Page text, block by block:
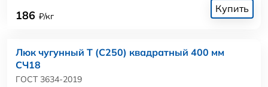
186 ₽/кг
Купить
Люк чугунный Т (С250) квадратный 400 мм
СЧ18
ГОСТ 3634-2019